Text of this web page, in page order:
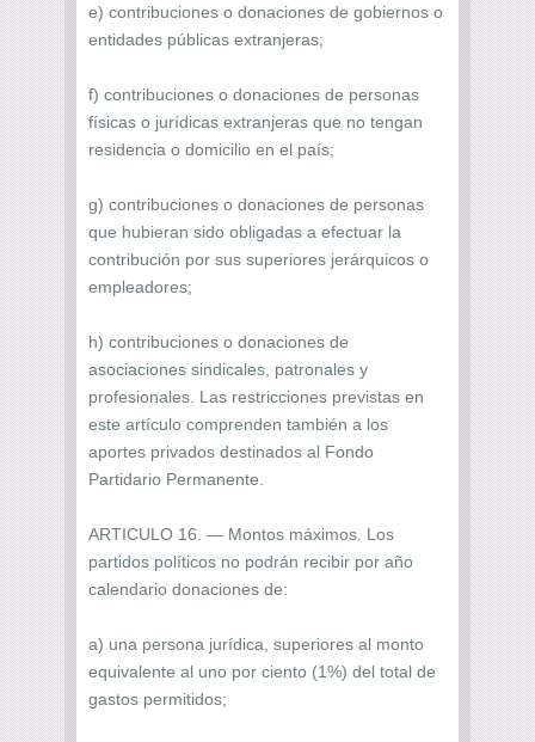
e) contribuciones o donaciones de gobiernos o
entidades públicas extranjeras;
f) contribuciones o donaciones de personas
físicas o jurídicas extranjeras que no tengan
residencia o domicilio en el país;
g) contribuciones o donaciones de personas
que hubieran sido obligadas a efectuar la
contribución por sus superiores jerárquicos o
empleadores;
h) contribuciones o donaciones de
asociaciones sindicales, patronales y
profesionales. Las restricciones previstas en
este artículo comprenden también a los
aportes privados destinados al Fondo
Partidario Permanente.
ARTICULO 16. — Montos máximos. Los
partidos políticos no podrán recibir por año
calendario donaciones de:
a) una persona jurídica, superiores al monto
equivalente al uno por ciento (1%) del total de
gastos permitidos;